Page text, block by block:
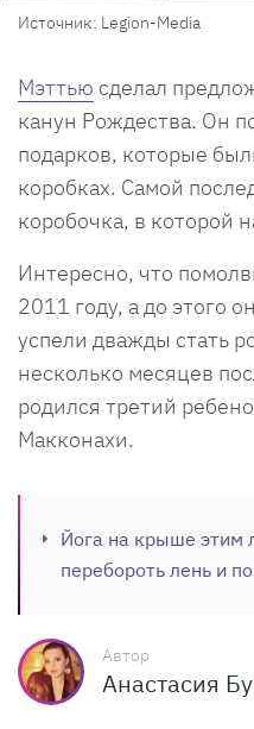
Источник: Legion-Media
Мэттью сделал
канун Рождества. Он
подарков, которые
коробках. Самой
коробочка, в которой
Интересно, что
2011 году, а до этого
успели дважды стать
несколько месяцев
родился третий
Макконахи.
Йога на крыше этим
перебороть лень и
Автор
Анастасия